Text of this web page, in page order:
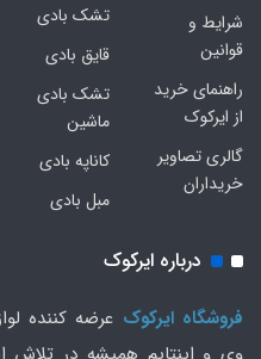
شرایط و
قوانین
راهنمای خرید
از ایرکوک
گالری تصاویر
خریداران
تشک بادی
قایق بادی
تشک بادی
ماشین
کاناپه بادی
مبل بادی
درباره ایرکوک
فروشگاه ایرکوک عرضه کننده